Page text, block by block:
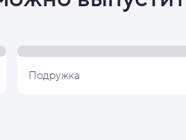
Подружка